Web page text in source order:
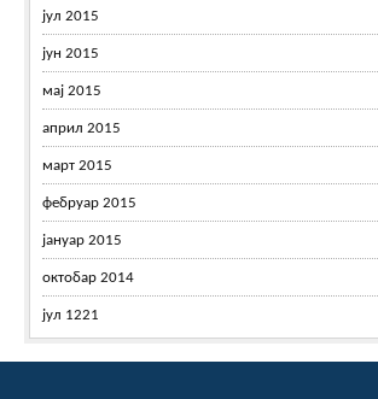
јул 2015
јун 2015
мај 2015
април 2015
март 2015
фебруар 2015
јануар 2015
октобар 2014
јул 1221